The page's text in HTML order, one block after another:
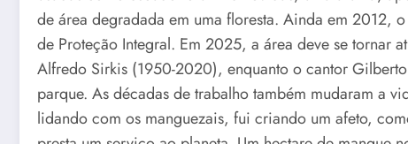
de área degradada em uma floresta. Ainda em 2012,
de Proteção Integral. Em 2025, a área deve se tornar
Alfredo Sirkis (1950-2020), enquanto o cantor
parque. As décadas de trabalho também mudaram a
lidando com os manguezais, fui criando um afeto,